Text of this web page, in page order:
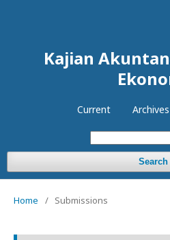
Kajian
Current Archives
Search
Home / Submissions